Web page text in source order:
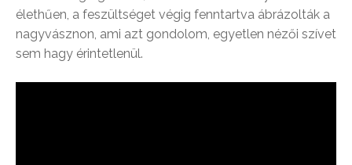
élethűen, a feszültséget végig fenntartva ábrázolták a
nagyvásznon, ami azt gondolom, egyetlen nézői szívet
sem hagy érintetlenül.